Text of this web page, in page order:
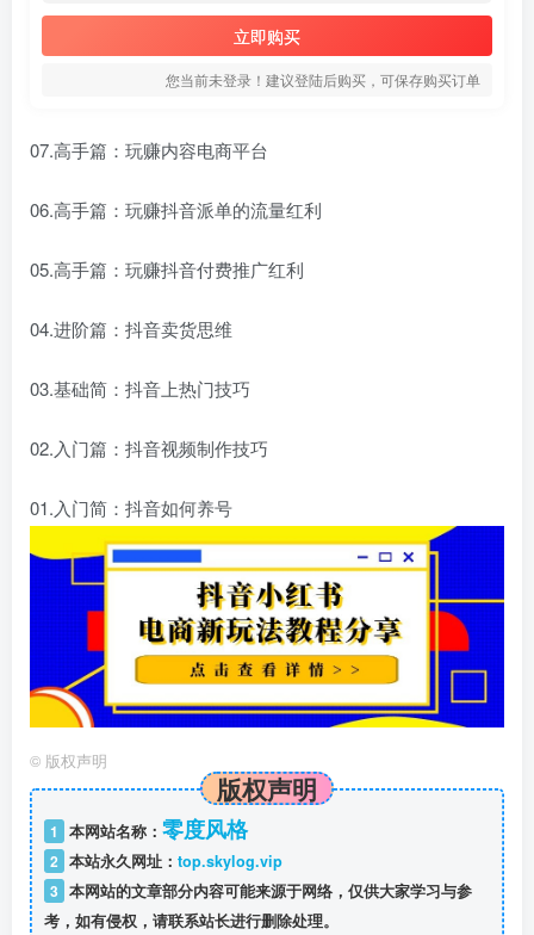
立即购买
您当前未登录！建议登陆后购买，可保存购买订单
07.高手篇：玩赚内容电商平台
06.高手篇：玩赚抖音派单的流量红利
05.高手篇：玩赚抖音付费推广红利
04.进阶篇：抖音卖货思维
03.基础简：抖音上热门技巧
02.入门篇：抖音视频制作技巧
01.入门简：抖音如何养号
© 版权声明
版权声明
1 本网站名称： 零度风格
2 本站永久网址： top.skylog.vip
3 本网站的文章部分内容可能来源于网络，仅供大家学习与参
考，如有侵权，请联系站长进行删除处理。